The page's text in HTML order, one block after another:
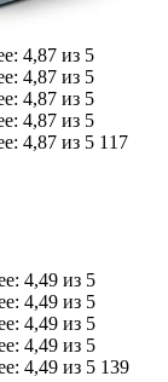
117
139